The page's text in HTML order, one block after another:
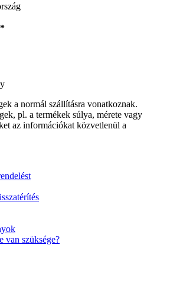
a normál szállításra vonatkoznak.
pl. a termékek súlya, mérete vagy
az információkat közvetlenül a
van szüksége?